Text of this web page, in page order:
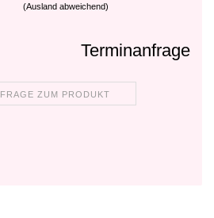
(Ausland abweichend)
Terminanfrage
FRAGE ZUM PRODUKT